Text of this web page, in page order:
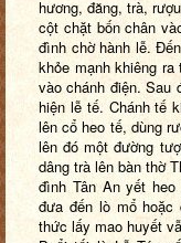
hương, đăng, trà,
cột chặt bốn chân
đình chờ hành lễ.
khỏe mạnh khiêng
vào chánh điện. Sau
hiện lễ tế. Chánh tế
lên cổ heo tế, dùng
lên đó một đường
dâng trà lên bàn thờ
đình Tân An yết
đưa đến lò mổ
thức lấy mao huyết